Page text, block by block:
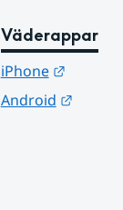
Väderappar
iPhone
Länk till
Android
Länk